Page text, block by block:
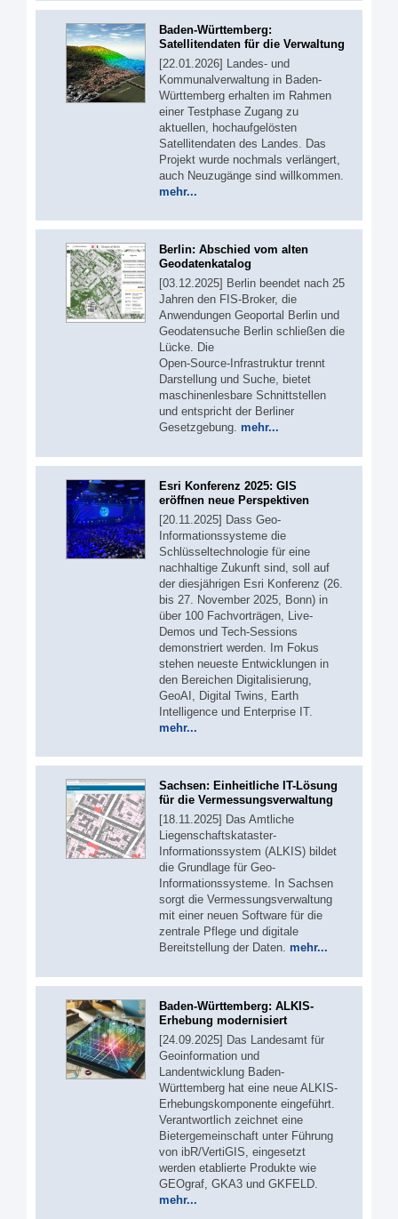
Baden-Württemberg:
Satellitendaten für die Verwaltung
[22.01.2026] Landes- und
Kommunalverwaltung in Baden-
Württemberg erhalten im Rahmen
einer Testphase Zugang zu
aktuellen, hochaufgelösten
Satellitendaten des Landes. Das
Projekt wurde nochmals verlängert,
auch Neuzugänge sind willkommen.
mehr...
Berlin: Abschied vom alten
Geodatenkatalog
[03.12.2025] Berlin beendet nach 25
Jahren den FIS‑Broker, die
Anwendungen Geoportal Berlin und
Geodatensuche Berlin schließen die
Lücke. Die
Open‑Source‑Infrastruktur trennt
Darstellung und Suche, bietet
maschinenlesbare Schnittstellen
und entspricht der Berliner
Gesetzgebung. mehr...
Esri Konferenz 2025: GIS
eröffnen neue Perspektiven
[20.11.2025] Dass Geo-
Informationssysteme die
Schlüsseltechnologie für eine
nachhaltige Zukunft sind, soll auf
der diesjährigen Esri Konferenz (26.
bis 27. November 2025, Bonn) in
über 100 Fachvorträgen, Live-
Demos und Tech-Sessions
demonstriert werden. Im Fokus
stehen neueste Entwicklungen in
den Bereichen Digitalisierung,
GeoAI, Digital Twins, Earth
Intelligence und Enterprise IT.
mehr...
Sachsen: Einheitliche IT-Lösung
für die Vermessungsverwaltung
[18.11.2025] Das Amtliche
Liegenschaftskataster-
Informationssystem (ALKIS) bildet
die Grundlage für Geo-
Informationssysteme. In Sachsen
sorgt die Vermessungsverwaltung
mit einer neuen Software für die
zentrale Pflege und digitale
Bereitstellung der Daten. mehr...
Baden-Württemberg: ALKIS-
Erhebung modernisiert
[24.09.2025] Das Landesamt für
Geoinformation und
Landentwicklung Baden-
Württemberg hat eine neue ALKIS-
Erhebungskomponente eingeführt.
Verantwortlich zeichnet eine
Bietergemeinschaft unter Führung
von ibR/VertiGIS, eingesetzt
werden etablierte Produkte wie
GEOgraf, GKA3 und GKFELD.
mehr...